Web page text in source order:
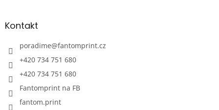
Kontakt
poradime@fantomprint.cz
+420 734 751 680
+420 734 751 680
Fantomprint na FB
fantom.print